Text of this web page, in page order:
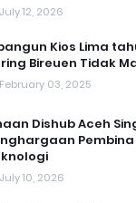
July 12, 2026
Kios Lima
Bireuen Tidak
February 03, 2025
Dishub Aceh
July 10, 2026